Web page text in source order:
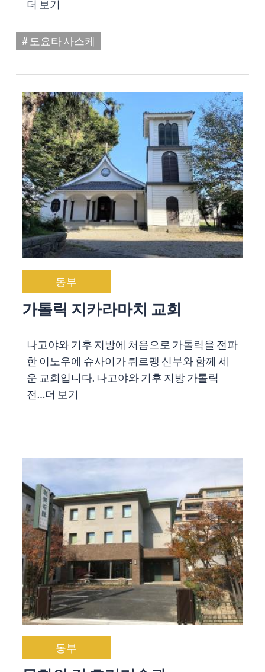
더 보기
# 도요타 사스케
동부
가톨릭 지카라마치 교회
나고야와 기후 지방에 처음으로 가톨릭을 전파
한 이노우에 슈사이가 튀르팽 신부와 함께 세
운 교회입니다. 나고야와 기후 지방 가톨릭
전…더 보기
동부